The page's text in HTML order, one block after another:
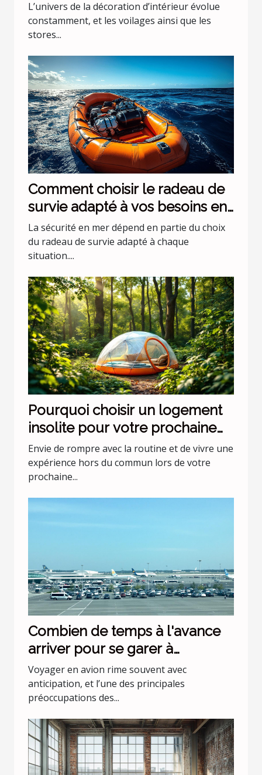
L’univers de la décoration d’intérieur évolue
constamment, et les voilages ainsi que les
stores...
Comment choisir le radeau de
survie adapté à vos besoins en
mer ?
La sécurité en mer dépend en partie du choix
du radeau de survie adapté à chaque
situation....
Pourquoi choisir un logement
insolite pour votre prochaine
escapade ?
Envie de rompre avec la routine et de vivre une
expérience hors du commun lors de votre
prochaine...
Combien de temps à l'avance
arriver pour se garer à
l'aéroport Lyon Saint Exupéry ?
Voyager en avion rime souvent avec
anticipation, et l’une des principales
préoccupations des...